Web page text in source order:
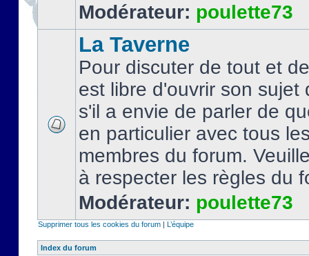
Modérateur: poulette73
La Taverne
Pour discuter de tout et
est libre d'ouvrir son sujet
s'il a envie de parler de
en particulier avec tous
membres du forum.
à respecter les règles du
Modérateur: poulette73
Supprimer tous les cookies du forum | L’équipe
Index du forum